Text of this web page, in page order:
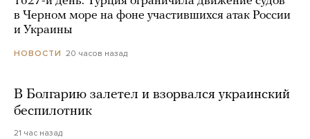
в Черном море на фоне участившихся атак России
и Украины
НОВОСТИ 20 часов назад
В Болгарию залетел и взорвался украинский
беспилотник
21 час назад